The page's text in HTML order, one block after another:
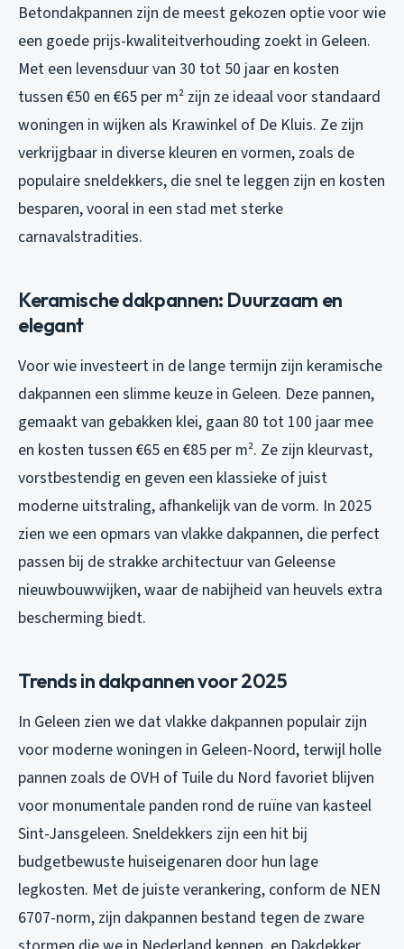
Betondakpannen zijn de meest gekozen optie voor wie
een goede prijs-kwaliteitverhouding zoekt in Geleen.
Met een levensduur van 30 tot 50 jaar en kosten
tussen €50 en €65 per m² zijn ze ideaal voor standaard
woningen in wijken als Krawinkel of De Kluis. Ze zijn
verkrijgbaar in diverse kleuren en vormen, zoals de
populaire sneldekkers, die snel te leggen zijn en kosten
besparen, vooral in een stad met sterke
carnavalstradities.
Keramische dakpannen: Duurzaam en
elegant
Voor wie investeert in de lange termijn zijn keramische
dakpannen een slimme keuze in Geleen. Deze pannen,
gemaakt van gebakken klei, gaan 80 tot 100 jaar mee
en kosten tussen €65 en €85 per m². Ze zijn kleurvast,
vorstbestendig en geven een klassieke of juist
moderne uitstraling, afhankelijk van de vorm. In 2025
zien we een opmars van vlakke dakpannen, die perfect
passen bij de strakke architectuur van Geleense
nieuwbouwwijken, waar de nabijheid van heuvels extra
bescherming biedt.
Trends in dakpannen voor 2025
In Geleen zien we dat vlakke dakpannen populair zijn
voor moderne woningen in Geleen-Noord, terwijl holle
pannen zoals de OVH of Tuile du Nord favoriet blijven
voor monumentale panden rond de ruïne van kasteel
Sint-Jansgeleen. Sneldekkers zijn een hit bij
budgetbewuste huiseigenaren door hun lage
legkosten. Met de juiste verankering, conform de NEN
6707-norm, zijn dakpannen bestand tegen de zware